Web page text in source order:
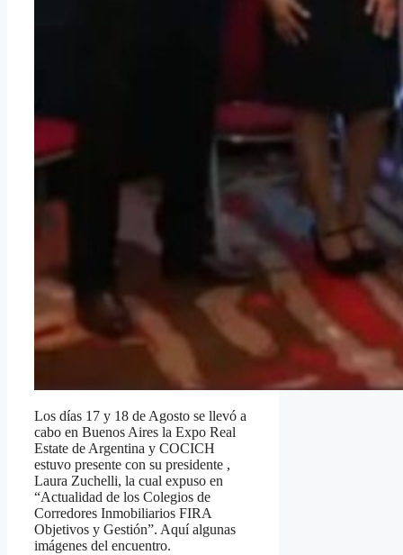
Los días 17 y 18 de Agosto se llevó a
cabo en Buenos Aires la Expo Real
Estate de Argentina y COCICH
estuvo presente con su presidente ,
Laura Zuchelli, la cual expuso en
“Actualidad de los Colegios de
Corredores Inmobiliarios FIRA
Objetivos y Gestión”. Aquí algunas
imágenes del encuentro.